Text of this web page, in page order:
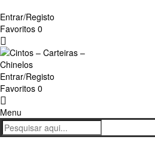
Entrar/Registo
Favoritos 0
Carrinho
Entrar/Registo
Favoritos 0
Carrinho
Menu